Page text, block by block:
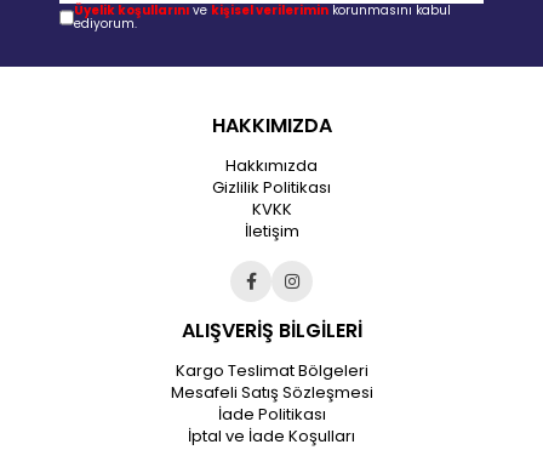
Üyelik koşullarını ve kişisel verilerimin korunmasını kabul
ediyorum.
HAKKIMIZDA
Hakkımızda
Gizlilik Politikası
KVKK
İletişim
ALIŞVERİŞ BİLGİLERİ
Kargo Teslimat Bölgeleri
Mesafeli Satış Sözleşmesi
İade Politikası
İptal ve İade Koşulları